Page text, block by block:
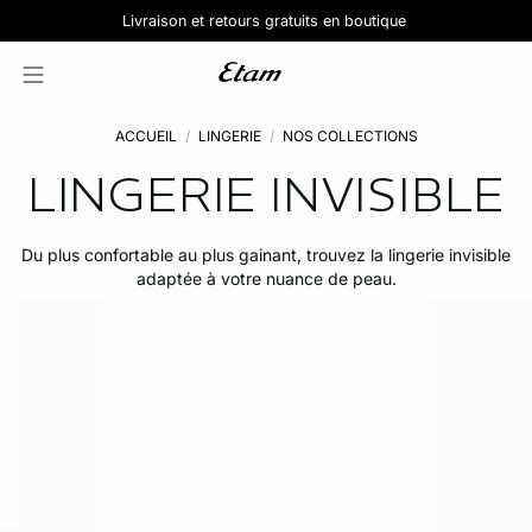
Lingerie en coton Découvrir la collection
Pure Dentelle :Découvrir la nouvelle collection de lingerie
Jolies culottes :5 pour 39,99€
Livraison et retours gratuits en boutique
ACCUEIL LINGERIE NOS COLLECTIONS
LINGERIE INVISIBLE
Du plus confortable au plus gainant, trouvez la lingerie invisible
adaptée à votre nuance de peau.